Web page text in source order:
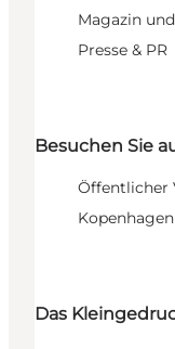
Magazin
Presse & PR
Besuchen Sie
Öffentlicher
Das